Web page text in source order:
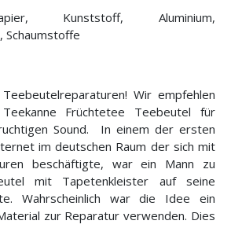
Kunststoff, Aluminium,
Wir empfehlen
Früchtetee Teebeutel für
Sound. In einem der ersten
im deutschen Raum der sich mit
beschäftigte, war ein Mann zu
mit Tapetenkleister auf seine
Wahrscheinlich war die Idee ein
zur Reparatur verwenden. Dies